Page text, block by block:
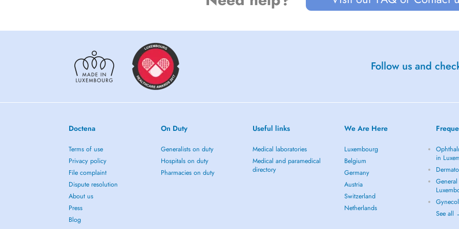
Follow us and
Doctena
Terms of use
Privacy policy
File complaint
Dispute resolution
About us
Press
Blog
On Duty
Generalists on duty
Hospitals on duty
Pharmacies on duty
Useful links
Medical laboratories
Medical and paramedical
directory
We Are Here
Luxembourg
Belgium
Germany
Austria
Switzerland
Netherlands
in
See all